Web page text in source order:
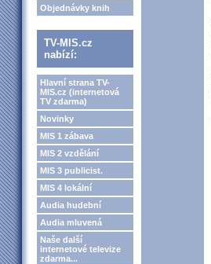
Objednávky knih
TV-MIS.cz
nabízí:
Hlavní strana TV-
MIS.cz (internetová
TV zdarma)
Novinky
MIS 1 zábava
MIS 2 vzdělání
MIS 3 publicist.
MIS 4 lokální
Audia hudební
Audia mluvená
Naše další
internetové televize
zdarma...